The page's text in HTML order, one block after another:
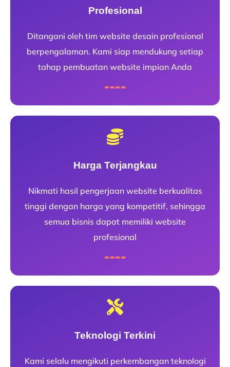
Profesional
Ditangani oleh tim website desain profesional
berpengalaman. Kami siap mendukung setiap
tahap pembuatan website impian Anda
Harga Terjangkau
Nikmati hasil pengerjaan website berkualitas
tinggi dengan harga yang kompetitif, sehingga
semua bisnis dapat memiliki website
profesional
Teknologi Terkini
Kami selalu mengikuti perkembangan teknologi